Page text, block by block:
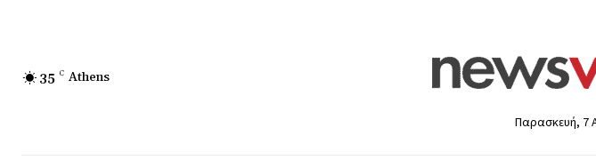
35 C Athens
Παρασκευή, 7